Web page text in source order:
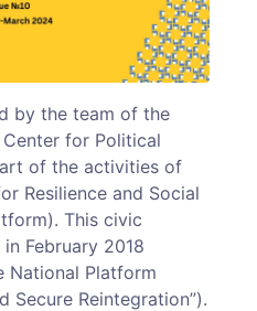
by the team of the
for Political
of the activities of
Resilience and Social
This civic
February 2018
National Platform
Secure Reintegration”).